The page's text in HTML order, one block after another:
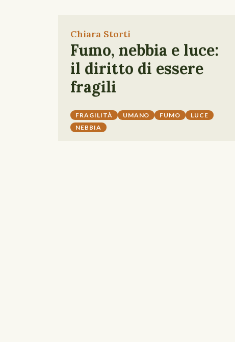
Chiara Storti
Fumo, nebbia e luce:
il diritto di essere
fragili
FRAGILITÀ UMANO FUMO
LUCE
NEBBIA